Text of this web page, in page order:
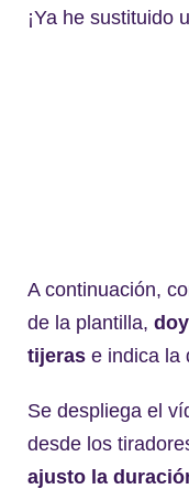
¡Ya he sustituido
A continuación,
de la plantilla,
tijeras e indica la
Se despliega el
desde los
ajusto la